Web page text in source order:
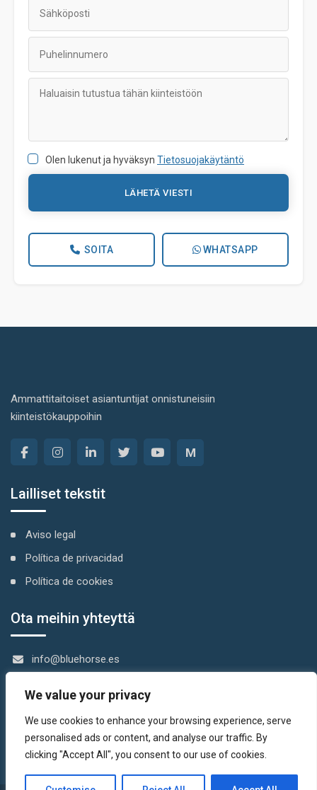
We value your privacy
We use cookies to enhance your browsing experience, serve
personalised ads or content, and analyse our traffic. By
clicking "Accept All", you consent to our use of cookies.
Olen lukenut ja hyväksyn Tietosuojakäytäntö
LÄHETÄ VIESTI
SOITA WHATSAPP
Ammattitaitoiset asiantuntijat onnistuneisiin
kiinteistökauppoihin
M
Lailliset tekstit
Aviso legal
Política de privacidad
Política de cookies
Ota meihin yhteyttä
info@bluehorse.es
+34 952 638 462
+34 636 343 155